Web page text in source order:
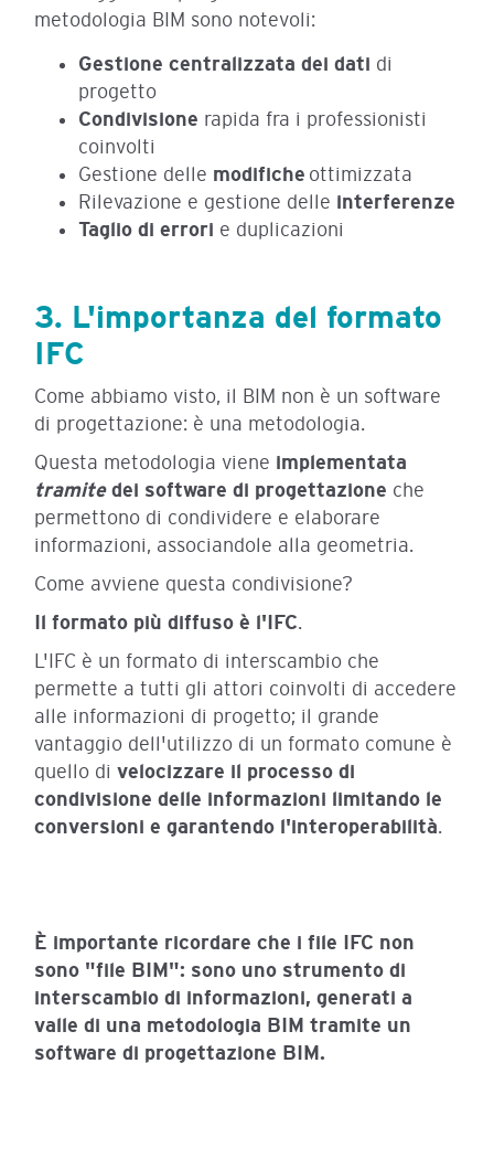
metodologia BIM sono notevoli:
Gestione centralizzata dei dati di
progetto
Condivisione rapida fra i professionisti
coinvolti
Gestione delle modifiche ottimizzata
Rilevazione e gestione delle interferenze
Taglio di errori e duplicazioni
3. L'importanza del formato
IFC
Come abbiamo visto, il BIM non è un software
di progettazione: è una metodologia.
Questa metodologia viene implementata
tramitedei software di progettazione che
permettono di condividere e elaborare
informazioni, associandole alla geometria.
Come avviene questa condivisione?
Il formato più diffuso è l'IFC.
L'IFC è un formato di interscambio che
permette a tutti gli attori coinvolti di accedere
alle informazioni di progetto; il grande
vantaggio dell'utilizzo di un formato comune è
quello divelocizzare il processo di
condivisione delle informazioni limitando le
conversioni e garantendo l'interoperabilità.
È importante ricordare che i file IFC non
sono "file BIM": sono uno strumento di
interscambio di informazioni, generati a
valle di una metodologia BIM tramite un
software di progettazione BIM.